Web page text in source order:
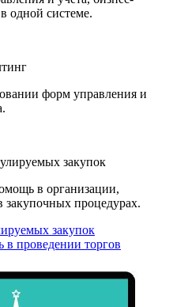
одной системе.
форм управления и
закупок
в организации,
закупочных процедурах.
закупок
проведении торгов